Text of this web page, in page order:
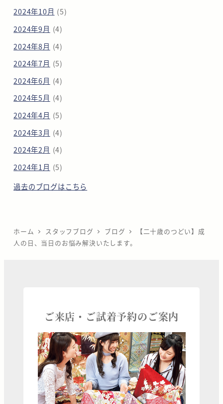
2024年10月 (5)
2024年9月 (4)
2024年8月 (4)
2024年7月 (5)
2024年6月 (4)
2024年5月 (4)
2024年4月 (5)
2024年3月 (4)
2024年2月 (4)
2024年1月 (5)
過去のブログはこちら
ホーム スタッフブログ ブログ
【二十歳のつどい】成
人の日、当日のお悩み解決いたします。
ご来店・ご試着予約のご案内